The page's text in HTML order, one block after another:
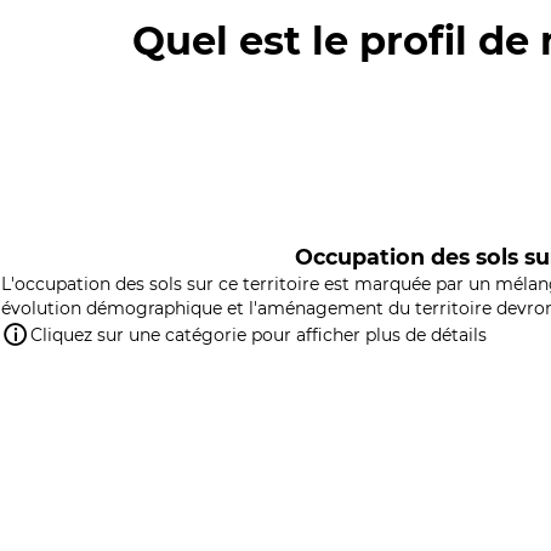
Quel est le profil de
Occupation des sols
L'occupation des sols sur ce territoire est marquée par un
évolution démographique et l'aménagement du territoire
Cliquez sur une catégorie pour afficher plus de détails